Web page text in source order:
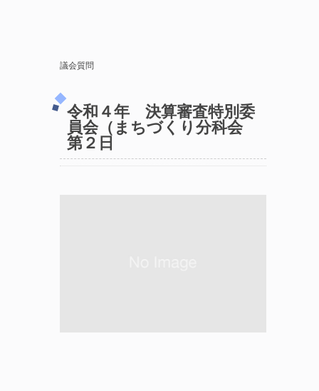
議会質問
令和４年 決算審査特別委
員会（まちづくり分科会
第２日